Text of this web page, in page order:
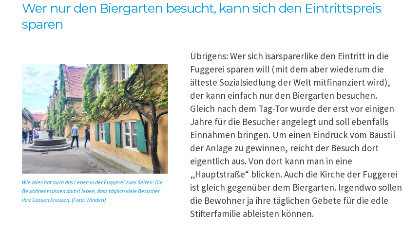
Wer nur den Biergarten besucht, kann sich den Eintrittspreis
sparen
Wie alles hat auch das Leben in der Fuggerei zwei Seiten: Die
Bewohner müssen damit leben, dass täglich viele Besucher
ihre Gassen kreuzen. (Foto: Winderl)
Übrigens: Wer sich isarsparerlike den Eintritt in die
Fuggerei sparen will (mit dem aber wiederum die
älteste Sozialsiedlung der Welt mitfinanziert wird),
der kann einfach nur den Biergarten besuchen.
Gleich nach dem Tag-Tor wurde der erst vor einigen
Jahre für die Besucher angelegt und soll ebenfalls
Einnahmen bringen. Um einen Eindruck vom Baustil
der Anlage zu gewinnen, reicht der Besuch dort
eigentlich aus. Von dort kann man in eine
„Hauptstraße“ blicken. Auch die Kirche der Fuggerei
ist gleich gegenüber dem Biergarten. Irgendwo sollen
die Bewohner ja ihre täglichen Gebete für die edle
Stifterfamilie ableisten können.